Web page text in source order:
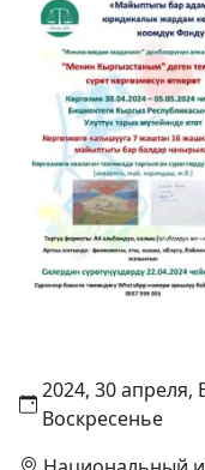
2024, 30 апреля,
Воскресенье